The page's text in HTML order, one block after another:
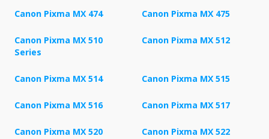
Canon Pixma MX 474 Canon Pixma MX 475
Canon Pixma MX 510
Series
Canon Pixma MX 512
Canon Pixma MX 514 Canon Pixma MX 515
Canon Pixma MX 516 Canon Pixma MX 517
Canon Pixma MX 520
Canon Pixma MX 522